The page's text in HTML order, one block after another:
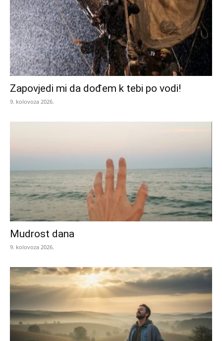
Zapovjedi mi da dođem k tebi po vodi!
9. kolovoza 2026.
Mudrost dana
9. kolovoza 2026.